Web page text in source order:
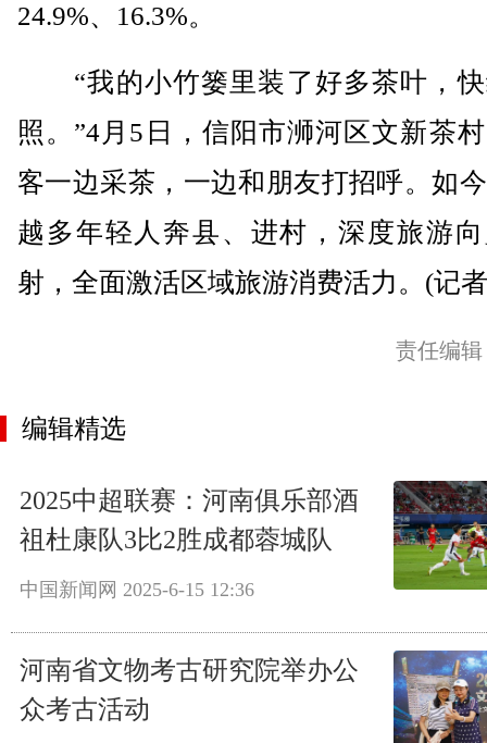
24.9%、16.3%。
“我的小竹篓里装了好多茶叶，快
照。”4月5日，信阳市浉河区文新茶
客一边采茶，一边和朋友打招呼。如
越多年轻人奔县、进村，深度旅游
射，全面激活区域旅游消费活力。(记
责任编
编辑精选
2025中超联赛：河南俱乐部酒
祖杜康队3比2胜成都蓉城队
中国新闻网 2025-6-15 12:36
河南省文物考古研究院举办公
众考古活动